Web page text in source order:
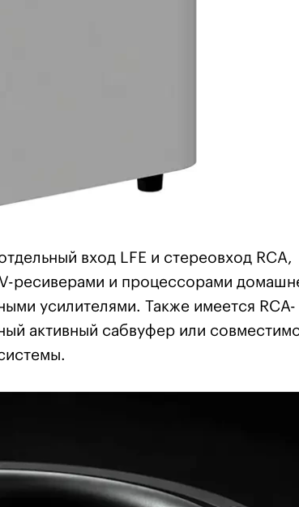
вход LFE и стереовход RCA,
ресиверами и процессорами
усилителями. Также имеется RCA-
активный сабвуфер или